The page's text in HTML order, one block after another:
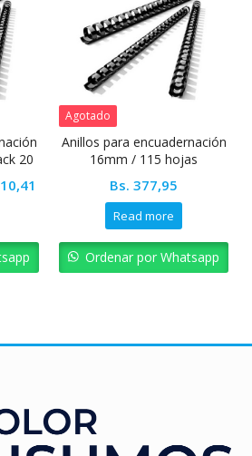
20
Bs. 3.710,41.
Agotado
Anillos para encuadernación
16mm / 115 hojas
Bs. 377,95
Read more
Ordenar por Whatsapp